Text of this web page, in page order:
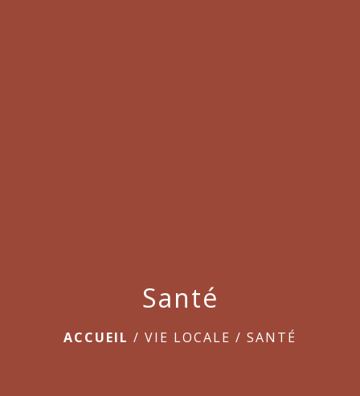
Santé
ACCUEIL / VIE LOCALE / SANTÉ